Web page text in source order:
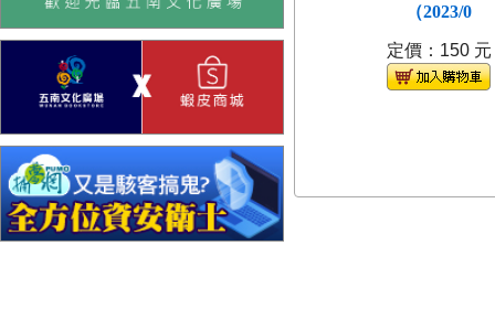
（2023/0
定價：150 元